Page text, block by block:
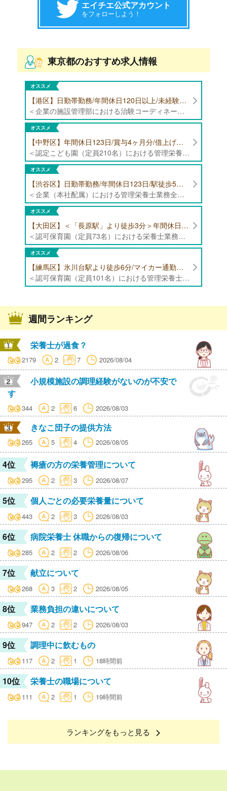
エイチエ公式アカウント
をフォローしよう！
東京都のおすすめ求人情報
オススメ
【港区】日勤帯勤務/年間休日120日以上/未経験者歓迎/健康食品の臨床試験に携わる管理栄養士・栄養士の治験コーディネーター募集！
＜企業の施設管理部における治験コーディネーター業務全般＞ ・健康食品の臨床試験に伴う指導 ・スケジュール調整等の被験者管理 ・データ収集、書類作成 ・医療機関にて被験者への説明や誘導 ・栄養指導、栄養計算
オススメ
【中野区】年間休日123日/賞与4ヶ月分/借上げ住宅制度あり 認定こども園（定員210名）にて管理栄養士・栄養士募集！
＜認定こども園（定員210名）における管理栄養士・栄養士業務全般＞ ・管理栄養士、栄養士業務全般
オススメ
【渋谷区】日勤帯勤務/年間休日123日/駅徒歩5分/企業（本社配属）にて管理栄養士募集！
＜企業（本社配属）における管理栄養士業務全般＞ ・本社および在宅（週1日程度）で、運営・受託する保育園（約50箇所）の管理栄養士・マネジメント業務全般 ・調理指導、育成 ・調理代行※欠員時 ・衛生管理 ・献立作成 ・食材発注 ・園長、調理スタッフとの給食会議 ・クライアント企業との給食会議（食育等の企画提案） ・採用業務（面接・施設見学同行）など ・担当保育園の定期巡回（直行やオンライン対応あり） ※23区内の認可保育園や、事業所内保育園（市川市、古河市、厚木市・追浜等）
オススメ
【大田区】＜「長原駅」より徒歩3分＞年間休日120日以上/最大10連休取得可能/日勤帯勤務のみ 認可保育園（定員73名）にて、栄養士の募集！
＜認可保育園（定員73名）における栄養士業務全般＞ ・調理（朝おやつ・給食・おやつ・補食） ・盛付け、片づけ ・食育、保育室への給食ラウンド、事務業務 ・調理室のお掃除、備蓄の確認、発注など ※定員:73名(0歳児6名、1歳歳児10名、2歳児12名、3歳-5歳児各15名)
オススメ
【練馬区】氷川台駅より徒歩6分/マイカー通勤可能/年間休日120日/賞与高水準 認可保育園（定員101名）にて管理栄養士・栄養士・調理師募集！
＜認可保育園（定員101名）における管理栄養士・栄養士・調理師業務全般＞ ・調理業務全般 ・離乳食、アレルギー除去食対応 ・食育活動
週間ランキング
栄養士が過食？
2179 2 7 2026/08/04
小規模施設の調理経験がないのが不安で
す
344 2 6 2026/08/03
きなこ団子の提供方法
265 5 4 2026/08/05
4位 褥瘡の方の栄養管理について
295 2 3 2026/08/07
5位 個人ごとの必要栄養量について
443 2 3 2026/08/03
6位 病院栄養士 休職からの復帰について
285 2 2 2026/08/06
7位 献立について
268 3 2 2026/08/05
8位 業務負担の違いについて
947 2 2 2026/08/03
9位 調理中に飲むもの
117 2 1 18時間前
10位 栄養士の職場について
111 2 1 19時間前
ランキングをもっと見る